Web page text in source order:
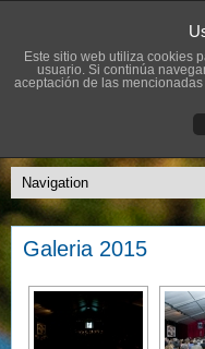
Galeria 2015
Este sitio web utiliza cookies
usuario. Si continúa
aceptación de las